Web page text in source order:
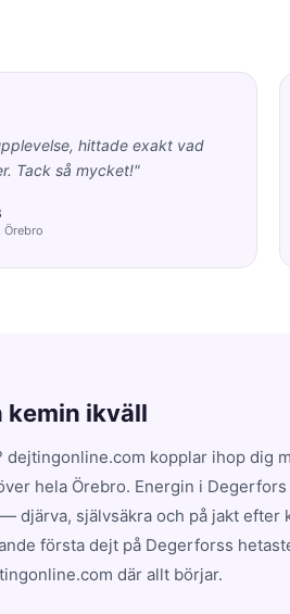
hittade exakt vad
Tack så mycket!"
Örebro
kemin ikväll
kopplar ihop dig
hela Örebro. Energin i
djärva, självsäkra och på jakt efter
första dejt på Degerforss
där allt börjar.